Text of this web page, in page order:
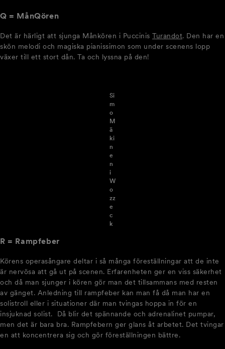
Q = MånQören
Det är härligt att sjunga Månkören i Puccinis Turandot. Den har en
skön melodi och magiska pianissimon som under scenens lopp
växer till ett stort dån. Ta och lyssna på den!
Si
m
o
M
ä
ki
n
e
n
i
W
o
zz
e
c
k
R = Rampfeber
Körens operasångare deltar i så många föreställningar att de inte
är nervösa att gå ut på scenen. Erfarenheten ger en viss säkerhet
och då man sjunger i kören gör man det tillsammans med resten
av gänget. Anledning till rampfeber kan man få då man har en
solistroll eller i situationer där man tvingas hoppa in för en
insjuknad solist. Då blir det spännande och adrenalinet pumpar,
men det är bara bra. Rampfebern ger glans åt arbetet. Det tvingar
en att koncentrera sig och gör föreställningen bättre.